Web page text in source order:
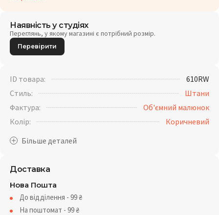
Наявність у студіях
Переглянь, у якому магазині є потрібний розмір.
Перевірити
ID товара:
610RW
Стиль:
Штани
Фактура:
Об'ємний малюнок
Колір:
Коричневий
Доставка
Нова Пошта
До відділення - 99₴
На поштомат - 99₴